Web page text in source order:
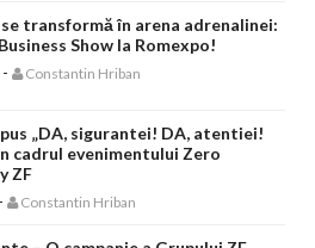
transformă în arena adrenalinei:
Show la Romexpo!
- Constantin Hriban
„DA, sigurantei! DA, atentiei!
cadrul evenimentului Zero
ZF
- Constantin Hriban